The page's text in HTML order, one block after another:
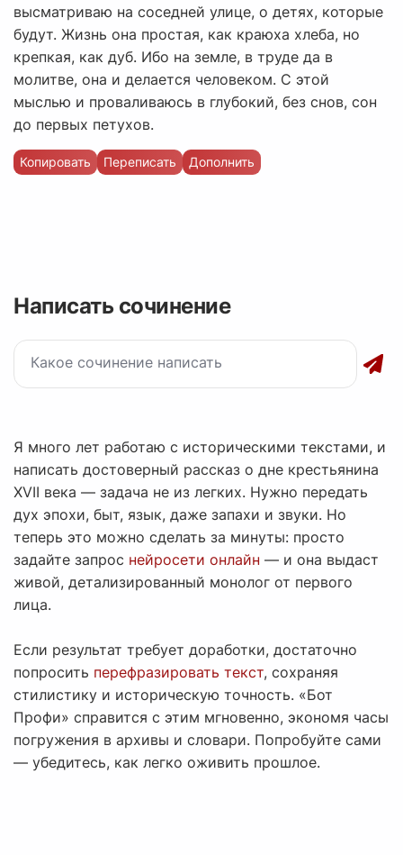
высматриваю на соседней улице, о детях, которые
будут. Жизнь она простая, как краюха хлеба, но
крепкая, как дуб. Ибо на земле, в труде да в
молитве, она и делается человеком. С этой
мыслью и проваливаюсь в глубокий, без снов, сон
до первых петухов.
Копировать Переписать Дополнить
Написать сочинение
Я много лет работаю с историческими текстами, и
написать достоверный рассказ о дне крестьянина
XVII века — задача не из легких. Нужно передать
дух эпохи, быт, язык, даже запахи и звуки. Но
теперь это можно сделать за минуты: просто
задайте запрос нейросети онлайн — и она выдаст
живой, детализированный монолог от первого
лица.
Если результат требует доработки, достаточно
попросить перефразировать текст, сохраняя
стилистику и историческую точность. «Бот
Профи» справится с этим мгновенно, экономя часы
погружения в архивы и словари. Попробуйте сами
— убедитесь, как легко оживить прошлое.